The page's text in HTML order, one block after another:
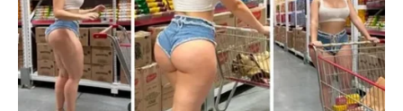
Blizancima kraj februara donosi osmeh kroz komunikaciju
i iznenadne susrete. Jedna poruka može vas potpuno
razveseliti. Jedan poziv može promeniti planove i uneti
dinamiku u dane koji su vam delovali monotono.